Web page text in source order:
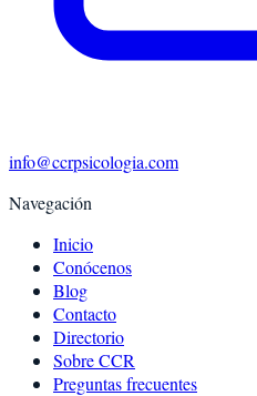
info@ccrpsicologia.com
Navegación
Inicio
Conócenos
Blog
Contacto
Directorio
Sobre CCR
Preguntas frecuentes